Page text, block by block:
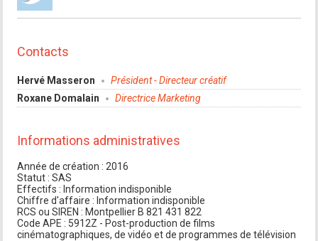
Contacts
Hervé Masseron
Président - Directeur créatif
Roxane Domalain
Directrice Marketing
Informations administratives
Année de création : 2016
Statut : SAS
Effectifs : Information indisponible
Chiffre d'affaire : Information indisponible
RCS ou SIREN : Montpellier B 821 431 822
Code APE : 5912Z - Post-production de films
cinématographiques, de vidéo et de programmes de télévision